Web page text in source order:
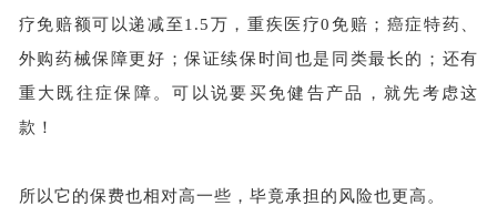
疗免赔额可以递减至1.5万，重疾医疗0免赔；癌症特药、
外购药械保障更好；保证续保时间也是同类最长的；还有
重大既往症保障。可以说要买免健告产品，就先考虑这
款！
所以它的保费也相对高一些，毕竟承担的风险也更高。